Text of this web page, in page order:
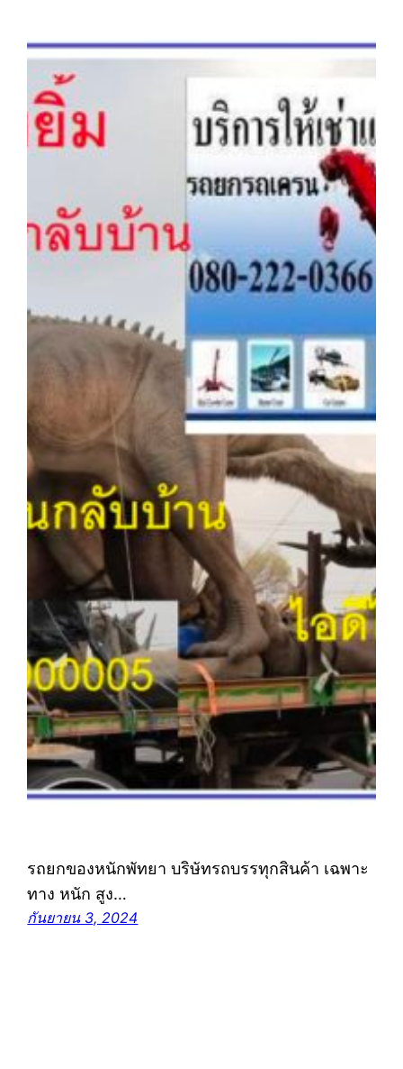
รถยกของหนักพัทยา บริษัทรถบรรทุกสินค้า เฉพาะ
ทาง หนัก สูง…
กันยายน 3, 2024